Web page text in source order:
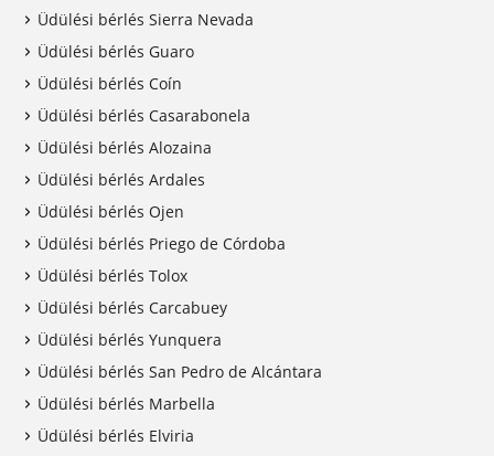
Üdülési bérlés Sierra Nevada
Üdülési bérlés Guaro
Üdülési bérlés Coín
Üdülési bérlés Casarabonela
Üdülési bérlés Alozaina
Üdülési bérlés Ardales
Üdülési bérlés Ojen
Üdülési bérlés Priego de Córdoba
Üdülési bérlés Tolox
Üdülési bérlés Carcabuey
Üdülési bérlés Yunquera
Üdülési bérlés San Pedro de Alcántara
Üdülési bérlés Marbella
Üdülési bérlés Elviria